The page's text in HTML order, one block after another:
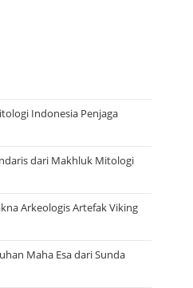
Indonesia Penjaga
dari Makhluk Mitologi
Arkeologis Artefak Viking
Maha Esa dari Sunda